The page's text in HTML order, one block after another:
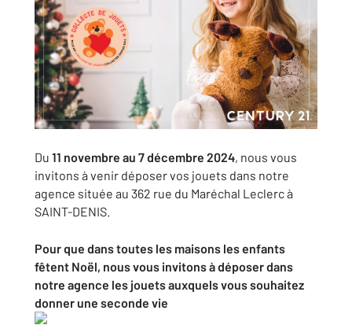
Du 11 novembre au 7 décembre 2024, nous vous
invitons à venir déposer vos jouets dans notre
agence située au 362 rue du Maréchal Leclerc à
SAINT-DENIS.
Pour que dans toutes les maisons les enfants
fêtent Noël, nous vous invitons à déposer dans
notre agence les jouets auxquels vous souhaitez
donner une seconde vie